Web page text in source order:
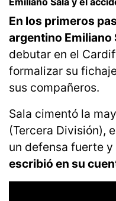
En los primeros
argentino Emiliano
debutar en el
formalizar su
sus compañeros.
Sala cimentó la
(Tercera División),
un defensa fuerte
escribió en su